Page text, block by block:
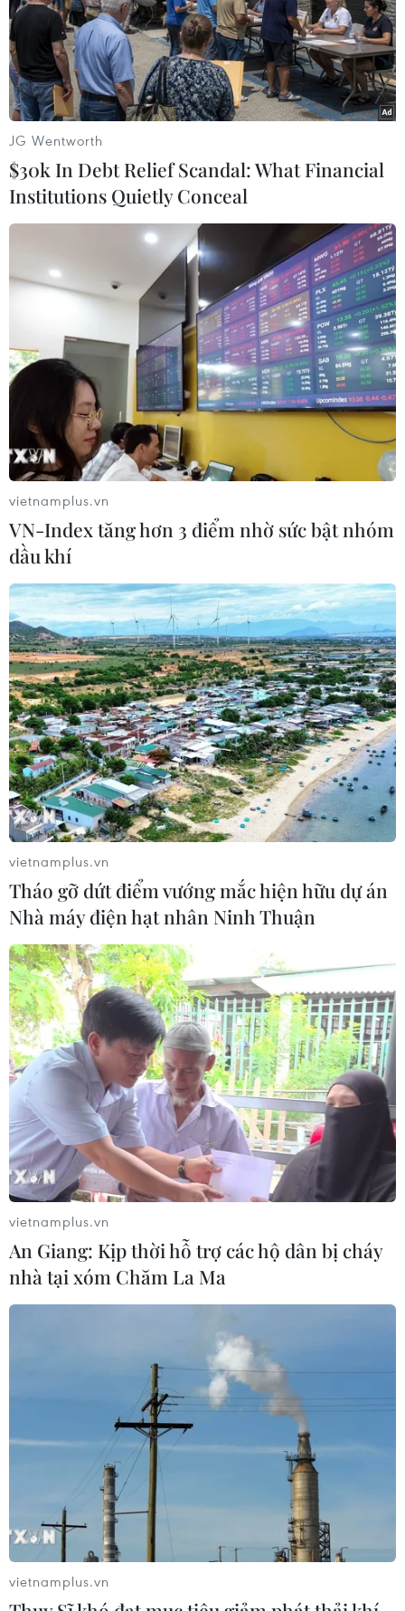
Bộ trưởng Trịnh Việt Hùng: Bức tranh
thiên tai hiện nay mang đậm dấu ấn nhân
tai
09/05/2026 14:10
Bộ trưởng Trịnh Việt Hùng yêu cầu các địa phương nhận
diện rõ bức tranh thiên tai hiện nay mang đậm dấu ấn
“nhân tai,” từ việc khai thác tài nguyên quá mức đến sự
thay đổi nguồn nước từ thượng nguồn.
Công bố danh mục nguồn nước mặt liên
quốc gia và nguồn nước mặt liên tỉnh
Danh mục nguồn nước mặt liên quốc gia và liên tỉnh là
căn cứ quan trọng để các bộ, ngành, địa phương triển
khai các nhiệm vụ như lập quy hoạch tài nguyên nước,
thiết lập hành lang bảo vệ nguồn nước...
Ngày Nước thế giới: Cấp thiết quản trị tài
nguyên nước, thúc đẩy kinh tế xanh
Ngày Nước Thế giới 2026 nhấn mạnh yêu cầu cấp thiết
của quản trị nước hiệu quả gắn với thúc đẩy kinh tế
xanh và đề cao bình đẳng giới như một giải pháp bền
vững, để bảo vệ "mạch nguồn" sự sống.
JG Wentworth
$30k In Debt Relief Scandal: What Financial
Institutions Quietly Conceal
vietnamplus.vn
VN-Index tăng hơn 3 điểm nhờ sức bật nhóm
dầu khí
vietnamplus.vn
Tháo gỡ dứt điểm vướng mắc hiện hữu dự án
Nhà máy điện hạt nhân Ninh Thuận
vietnamplus.vn
An Giang: Kịp thời hỗ trợ các hộ dân bị cháy
nhà tại xóm Chăm La Ma
vietnamplus.vn